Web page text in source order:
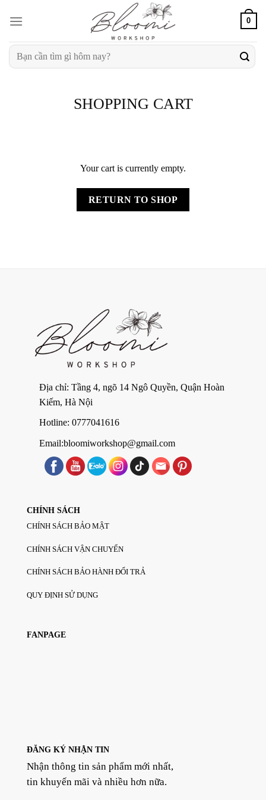
0
Search
for:
SHOPPING CART
Your cart is currently empty.
RETURN TO SHOP
Địa chỉ: Tầng 4, ngõ 14 Ngô Quyền, Quận Hoàn
Kiếm, Hà Nội
Hotline: 0777041616
Email:bloomiworkshop@gmail.com
CHÍNH SÁCH
CHÍNH SÁCH BẢO MẬT
CHÍNH SÁCH VẬN CHUYỂN
CHÍNH SÁCH BẢO HÀNH ĐỔI TRẢ
QUY ĐỊNH SỬ DỤNG
FANPAGE
ĐĂNG KÝ NHẬN TIN
Nhận thông tin sản phẩm mới nhất,
tin khuyến mãi và nhiều hơn nữa.